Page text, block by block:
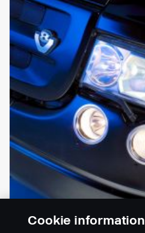
Cookie information